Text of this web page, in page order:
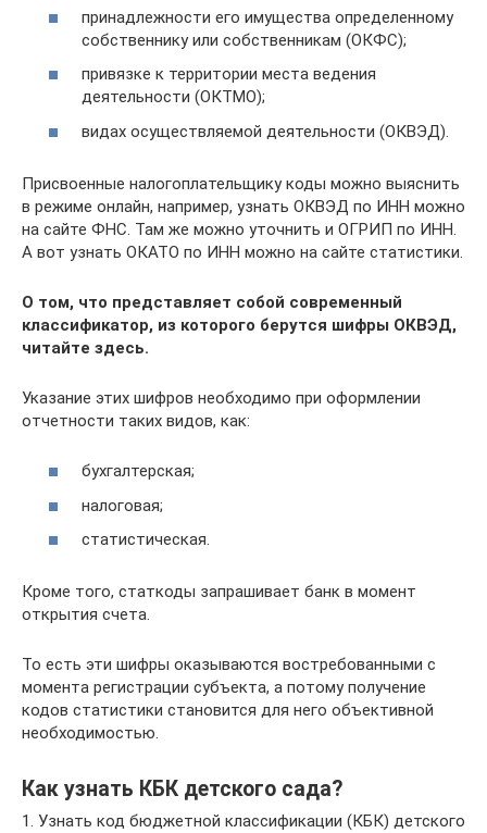
принадлежности его имущества определенному
собственнику или собственникам (ОКФС);
привязке к территории места ведения
деятельности (ОКТМО);
видах осуществляемой деятельности (ОКВЭД).
Присвоенные налогоплательщику коды можно выяснить
в режиме онлайн, например, узнать ОКВЭД по ИНН можно
на сайте ФНС. Там же можно уточнить и ОГРИП по ИНН.
А вот узнать ОКАТО по ИНН можно на сайте статистики.
О том, что представляет собой современный
классификатор, из которого берутся шифры ОКВЭД,
читайте здесь.
Указание этих шифров необходимо при оформлении
отчетности таких видов, как:
бухгалтерская;
налоговая;
статистическая.
Кроме того, статкоды запрашивает банк в момент
открытия счета.
То есть эти шифры оказываются востребованными с
момента регистрации субъекта, а потому получение
кодов статистики становится для него объективной
необходимостью.
Как узнать КБК детского сада?
1. Узнать код бюджетной классификации (КБК) детского